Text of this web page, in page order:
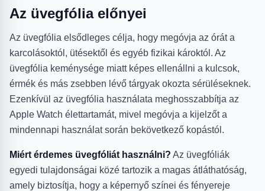
Az üvegfólia előnyei
Az üvegfólia elsődleges célja, hogy megóvja az órát a
karcolásoktól, ütésektől és egyéb fizikai károktól. Az
üvegfólia keménysége miatt képes ellenállni a kulcsok,
érmék és más zsebben lévő tárgyak okozta sérüléseknek.
Ezenkívül az üvegfólia használata meghosszabbítja az
Apple Watch élettartamát, mivel megóvja a kijelzőt a
mindennapi használat során bekövetkező kopástól.
Miért érdemes üvegfóliát használni? Az üvegfóliák
egyedi tulajdonságai közé tartozik a magas átláthatóság,
amely biztosítja, hogy a képernyő színei és fényereje